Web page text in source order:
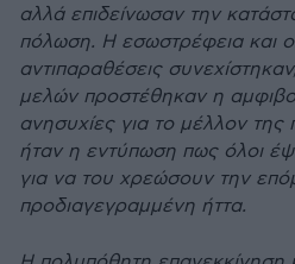
αλλά επιδείνωσαν την
πόλωση. Η εσωστρέφεια και
αντιπαραθέσεις
µελών προστέθηκαν η
ανησυχίες για το µέλλον
ήταν η εντύπωση πως όλοι
για να του χρεώσουν την
προδιαγεγραµµένη ήττα.